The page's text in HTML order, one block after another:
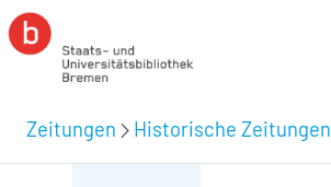
Zeitungen Historische Zeitungen